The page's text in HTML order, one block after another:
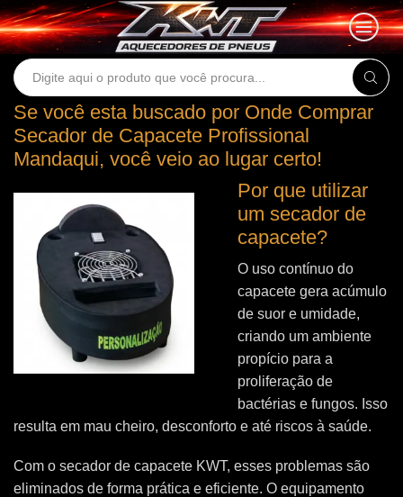
Search
Se você esta buscado por Onde Comprar
Secador de Capacete Profissional
Mandaqui, você veio ao lugar certo!
Por que utilizar
um secador de
capacete?
O uso contínuo do
capacete gera acúmulo
de suor e umidade,
criando um ambiente
propício para a
proliferação de
bactérias e fungos. Isso
resulta em mau cheiro, desconforto e até riscos à saúde.
Com o secador de capacete KWT, esses problemas são
eliminados de forma prática e eficiente. O equipamento